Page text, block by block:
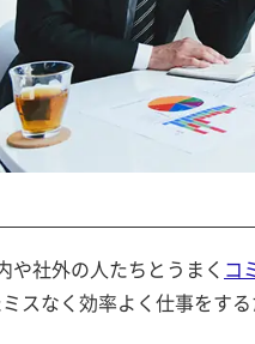
社外の人たちとうまく コ
スなく効率よく仕事をす